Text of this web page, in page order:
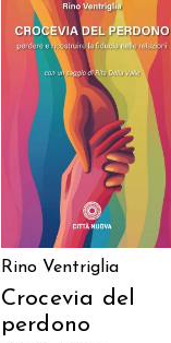
AGGIUNGI AL CARRELLO
Rino Ventriglia
Crocevia del
perdono